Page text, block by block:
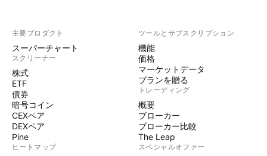
主要プロダクト
スーパーチャート
スクリーナー
株式
ETF
債券
暗号コイン
CEXペア
DEXペア
Pine
ヒートマップ
ツールとサブスクリプション
機能
価格
マーケットデータ
プランを贈る
トレーディング
概要
ブローカー
ブローカー比較
The Leap
スペシャルオファー